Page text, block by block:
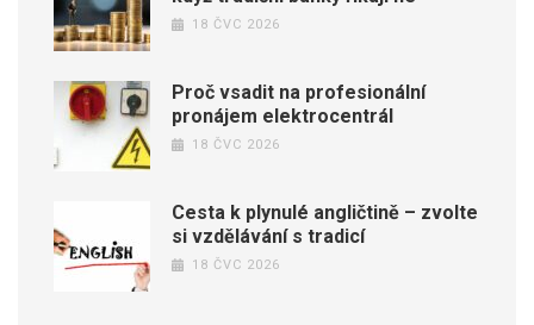
18 ČVC 2026
Proč vsadit na profesionální
pronájem elektrocentrál
18 ČVC 2026
Cesta k plynulé angličtině – zvolte
si vzdělávání s tradicí
18 ČVC 2026